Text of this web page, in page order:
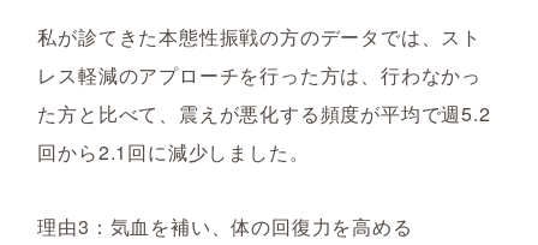
私が診てきた本態性振戦の方のデータでは、スト
レス軽減のアプローチを行った方は、行わなかっ
た方と比べて、震えが悪化する頻度が平均で週5.2
回から2.1回に減少しました。
理由3：気血を補い、体の回復力を高める